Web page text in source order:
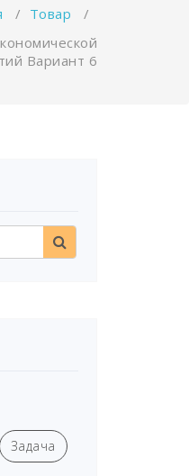
/ Товар /
Вариант 6
Задача